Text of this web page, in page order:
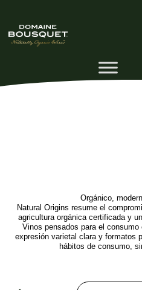
Orgánico,
Natural Origins resume el
agricultura orgánica certificada y
Vinos pensados para el
expresión varietal clara y formatos
hábitos de consumo,